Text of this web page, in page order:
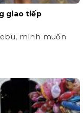
giao tiếp
mình muốn